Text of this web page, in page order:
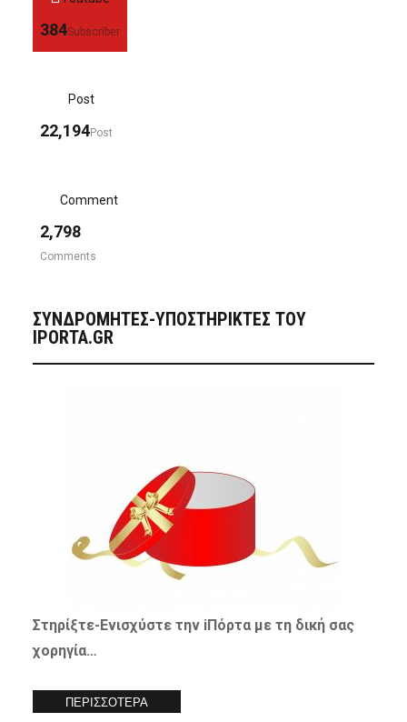
384Subscriber
Post
22,194Post
Comment
2,798
Comments
ΣΥΝΔΡΟΜΗΤΈΣ-ΥΠΟΣΤΗΡΙΚΤΈΣ ΤΟΥ
IPORTA.GR
Στηρίξτε-Ενισχύστετην iΠόρτα με τη δική σας
χορηγία…
ΠΕΡΙΣΣΟΤΕΡΑ